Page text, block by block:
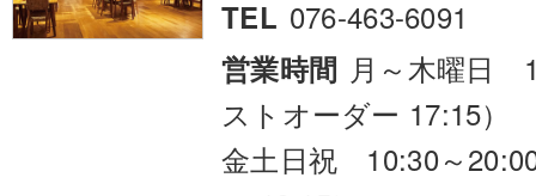
TEL 076-463-6091
営業時間 月～木曜日
ストオーダー 17:15）
金土日祝 10:30～